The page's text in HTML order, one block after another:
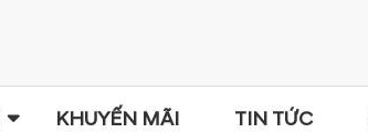
KHUYẾN MÃI TIN TỨC